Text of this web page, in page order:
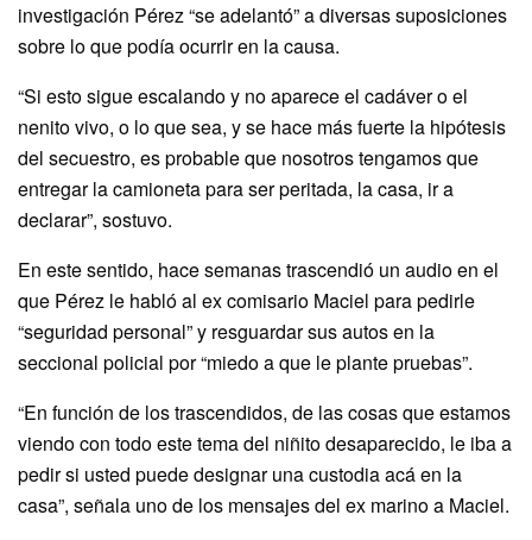
investigación Pérez “se adelantó” a diversas suposiciones
sobre lo que podía ocurrir en la causa.
“Si esto sigue escalando y no aparece el cadáver o el
nenito vivo, o lo que sea, y se hace más fuerte la hipótesis
del secuestro, es probable que nosotros tengamos que
entregar la camioneta para ser peritada, la casa, ir a
declarar”, sostuvo.
En este sentido, hace semanas trascendió un audio en el
que Pérez le habló al ex comisario Maciel para pedirle
“seguridad personal” y resguardar sus autos en la
seccional policial por “miedo a que le plante pruebas”.
“En función de los trascendidos, de las cosas que estamos
viendo con todo este tema del niñito desaparecido, le iba a
pedir si usted puede designar una custodia acá en la
casa”, señala uno de los mensajes del ex marino a Maciel.